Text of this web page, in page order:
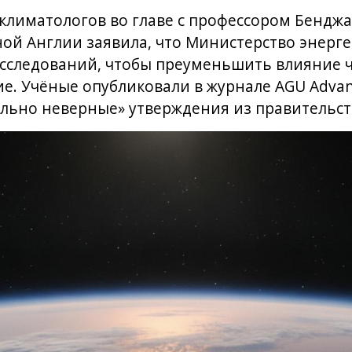
во главе с профессором
Англии заявила, что Министерство
чтобы преуменьшить влияние
Учёные опубликовали в журнале AGU
неверные» утверждения из